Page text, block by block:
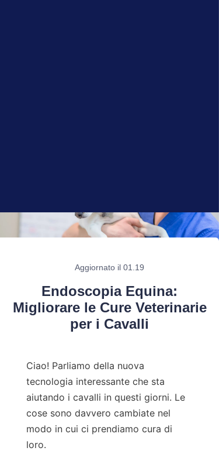
Aggiornato il 01.19
Endoscopia Equina:
Migliorare le Cure Veterinarie
per i Cavalli
Ciao! Parliamo della nuova
tecnologia interessante che sta
aiutando i cavalli in questi giorni. Le
cose sono davvero cambiate nel
modo in cui ci prendiamo cura di
loro.